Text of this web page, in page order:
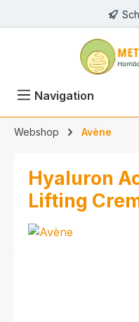
Navigation
Webshop Avène
Hyaluron
Lifting